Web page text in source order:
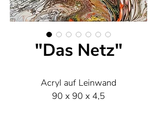
"Das Netz"
Acryl auf Leinwand
90 x 90 x 4,5